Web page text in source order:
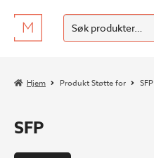
Hopp
til
Hopp
til
Søk
etter:
SØK
Hjem Produkt Støtte for SFP
SFP